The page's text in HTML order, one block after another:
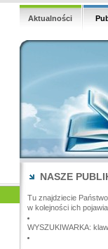
Aktualności
NASZE
Tu znajdziecie
w kolejności ich
WYSZUKIWARKA: